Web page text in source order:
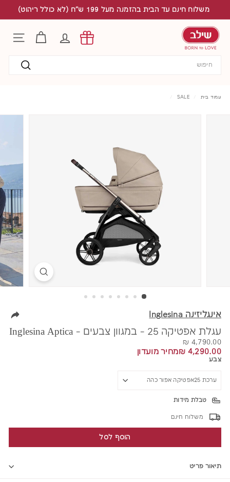
משלוח חינם עד הבית בהזמנה מעל 199 ש"ח (לא כולל ריהוט)
החשבון שלי ניווט
עמוד בית SALE
אינגליזינה Inglesina
עגלת אפטיקה 25 - במגוון צבעים - Inglesina Aptica
מחיר
4,790.00 ₪
₪
4,290.00 ₪
4,290.00
מחיר מועדון
צבע
משלוח חינם
הוסף לסל
תיאור פריט